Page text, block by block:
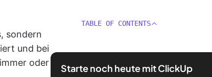
sondern
und bei
oder
TABLE OF CONTENTS
Starte noch heute mit ClickUp